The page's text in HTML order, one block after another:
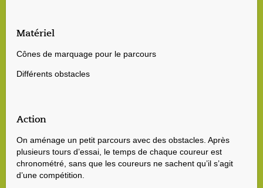
Matériel
Cônes de marquage pour le parcours
Différents obstacles
Action
On aménage un petit parcours avec des obstacles. Après
plusieurs tours d’essai, le temps de chaque coureur est
chronométré, sans que les coureurs ne sachent qu’il s’agit
d’une compétition.